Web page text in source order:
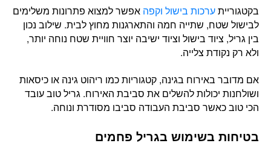
בקטגורייתערכות בישול וקפה אפשר למצוא פתרונות משלימים
לבישול שטח, שתייה חמה והתארגנות מחוץ לבית. שילוב נכון
בין גריל, ציוד בישול וציוד ישיבה יוצר חוויית שטח נוחה יותר,
ולא רק נקודת צלייה.
אם מדובר באירוח בגינה, קטגוריות כמו ריהוט גינה או כיסאות
ושולחנות יכולות להשלים את סביבת האירוח. גריל טוב עובד
הכי טוב כאשר סביבת העבודה סביבו מסודרת ונוחה.
בטיחות בשימוש בגריל פחמים